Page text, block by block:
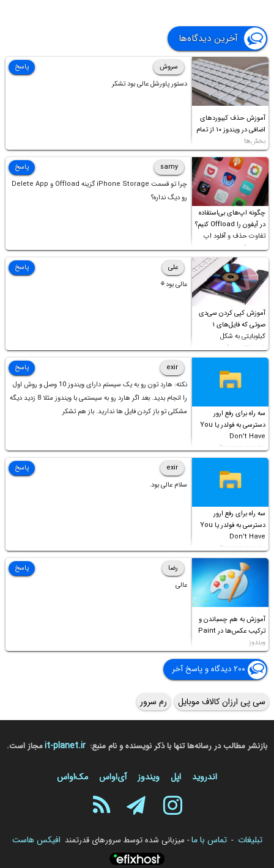
آخرین دیدگاه‌ها
آموزش حذف کیبوردهای
اضافی در ویندوز ۱۰ از تمام
بخش‌ها
سروش
دستور پاورشل عالی بود تشکر
پاسخ
چگونه اپ‌های بی‌استفاده
در آیفون را Offload کنیم؟
تفاوت حذف و آفلود اپ
چیست؟
samy
چرا تو قسمت iPhone Storage گزینه Offload و Delete App
رو دیگ نداره؟
پاسخ
آموزش کپی کردن سی‌دی
صوتی که فایل‌های ۱
کیلوبایتی به شکل
شورت‌کات در آن موجود
است!
علی
عالی بود⚘
پاسخ
سه راه برای رفع ارور
دسترسی به فولدر یا You
Don’t Have
Permission to
Access this folder
exir
نکته: هارد تون رو به یک سیستم دارای ویندوز 10 وصل و روش اول
را انجام بدید. بعد اگر هارد رو به سیستمی با ویندوز مثلا 8 زدید دیگه
مشکلی تو باز کردن فایل ها ندارید. باز هم تشکر
پاسخ
سه راه برای رفع ارور
دسترسی به فولدر یا You
Don’t Have
Permission to
Access this folder
exir
سلام عالی بود.
پاسخ
آموزش به هم چسباندن و
ترکیب عکس‌ها در Paint
ویندوز
رضا
عالی
پاسخ
۲۰۰ دیدگاه و پاسخ آخر
سی پی ارزان کالاف موبایل رم سرور
بازنشر مطالب در رسانه‌ها تنها با ذکر نویسنده و نام منبع: it-planet.irمجاز است.
اندروید اپل ویندوز آی‌او‌اس مک‌او‌اس
تبلیغات - تماس با ما- میزبانی شده توسط سرورهای قدرتمند افیکس هاست